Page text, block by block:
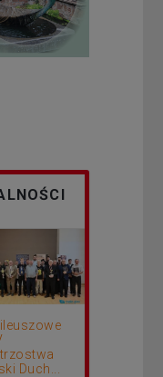
Duch...